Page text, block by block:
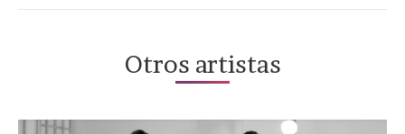
Otros artistas